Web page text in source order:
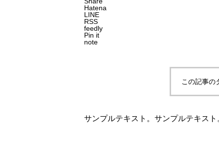
Hatena
LINE
RSS
feedly
Pin it
note
この記事の
サンプルテキスト。サンプルテキスト